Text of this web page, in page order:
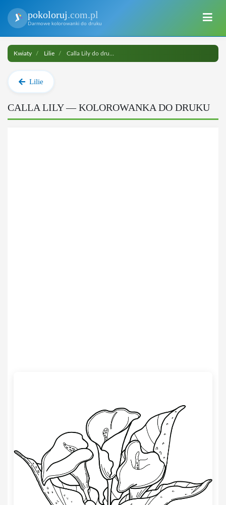
pokoloruj.com.pl
Darmowe kolorowanki do druku
Kwiaty Lilie Calla Lily do druku
Lilie
CALLA LILY — KOLOROWANKA DO DRUKU